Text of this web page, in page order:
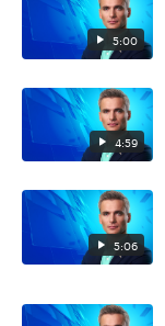
5:00
4:59
5:06